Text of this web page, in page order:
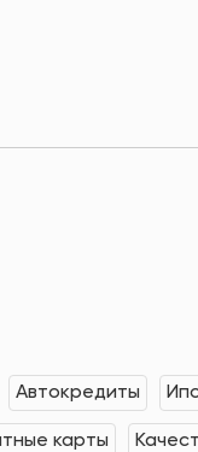
Автокредиты
карты